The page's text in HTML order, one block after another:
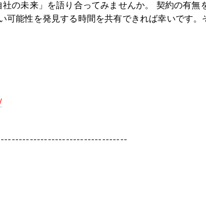
の未来」を語り合ってみませんか。 契約の有
可能性を発見する時間を共有できれば幸いです